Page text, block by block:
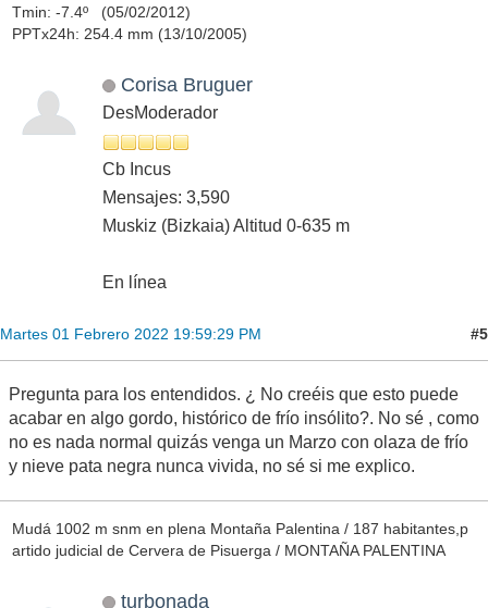
Tmin: -7.4º (05/02/2012)
PPTx24h: 254.4 mm (13/10/2005)
Corisa Bruguer
DesModerador
Cb Incus
Mensajes: 3,590
Muskiz (Bizkaia) Altitud 0-635 m
En línea
Martes 01 Febrero 2022 19:59:29 PM #5
Pregunta para los entendidos. ¿ No creéis que esto puede
acabar en algo gordo, histórico de frío insólito?. No sé , como
no es nada normal quizás venga un Marzo con olaza de frío
y nieve pata negra nunca vivida, no sé si me explico.
Mudá 1002 m snm en plena Montaña Palentina / 187 habitantes,p
artido judicial de Cervera de Pisuerga / MONTAÑA PALENTINA
turbonada